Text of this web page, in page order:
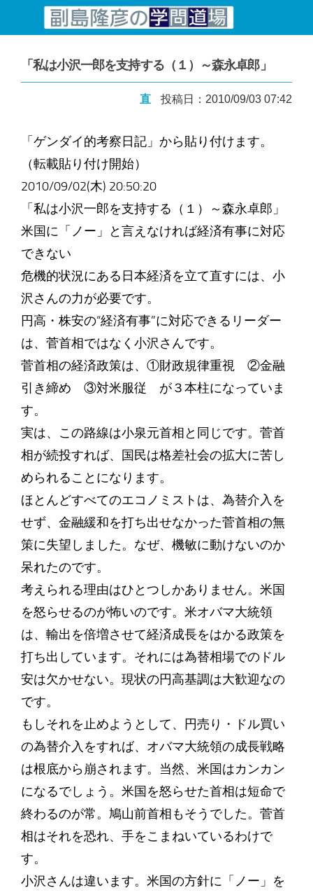
コンテンツへスキップ
「私は小沢一郎を支持する（１）～森永卓郎」
直 投稿日：2010/09/03 07:42
「ゲンダイ的考察日記」から貼り付けます。
（転載貼り付け開始）
2010/09/02(木) 20:50:20
「私は小沢一郎を支持する（１）～森永卓郎」
米国に「ノー」と言えなければ経済有事に対応
できない
危機的状況にある日本経済を立て直すには、小
沢さんの力が必要です。
円高・株安の“経済有事”に対応できるリーダー
は、菅首相ではなく小沢さんです。
菅首相の経済政策は、①財政規律重視 ②金融
引き締め ③対米服従 が３本柱になっていま
す。
実は、この路線は小泉元首相と同じです。菅首
相が続投すれば、国民は格差社会の拡大に苦し
められることになります。
ほとんどすべてのエコノミストは、為替介入を
せず、金融緩和を打ち出せなかった菅首相の無
策に失望しました。なぜ、機敏に動けないのか
呆れたのです。
考えられる理由はひとつしかありません。米国
を怒らせるのが怖いのです。米オバマ大統領
は、輸出を倍増させて経済成長をはかる政策を
打ち出しています。それには為替相場でのドル
安は欠かせない。現状の円高基調は大歓迎なの
です。
もしそれを止めようとして、円売り・ドル買い
の為替介入をすれば、オバマ大統領の成長戦略
は根底から崩されます。当然、米国はカンカン
になるでしょう。米国を怒らせた首相は短命で
終わるのが常。鳩山前首相もそうでした。菅首
相はそれを恐れ、手をこまねいているわけで
す。
小沢さんは違います。米国の方針に「ノー」を